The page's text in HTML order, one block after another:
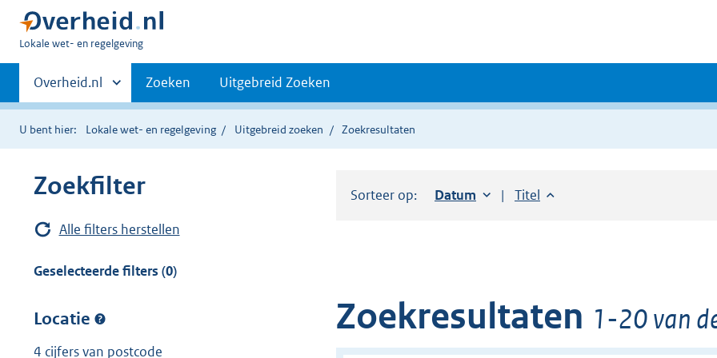
U
hier:
Lokale wet- en regelgeving
Primaire
navigatie
Andere
sites
binnen
Overheid.nl Zoeken Uitgebreid Zoeken
U bent hier: Lokale wet- en regelgeving Uitgebreid zoeken Zoekresultaten
Zoekfilter
Alle filters herstellen
Geselecteerde filters (0)
Locatie
4 cijfers van postcode
Sorteer op: Sorteer op:
Datum oplopendSorteer op:
Titel oplopend
Zoekresultaten 1-20 van